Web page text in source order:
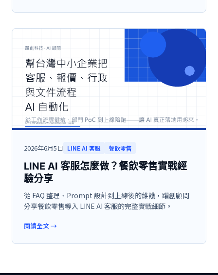
2026年6月5日 LINE AI 客服 餐飲零售
LINE AI 客服怎麼做？餐飲零售實戰經
驗分享
從 FAQ 整理、Prompt 設計到上線後的維護，躍創顧問
分享餐飲零售導入 LINE AI 客服的完整實戰細節。
閱讀全文→